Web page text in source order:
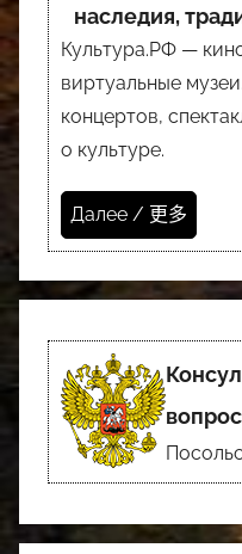
наследия,
Культура.РФ —
виртуальные
концертов,
о культуре.
Далее / 更多